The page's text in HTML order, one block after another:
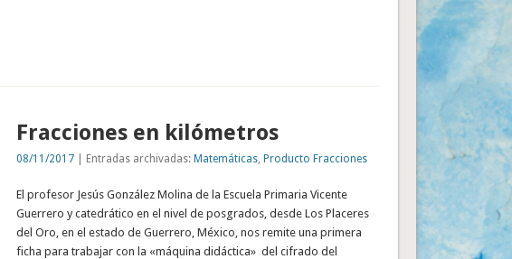
Fracciones en kilómetros
08/11/2017| Entradas archivadas: Matemáticas, Producto Fracciones
El profesor Jesús González Molina de la Escuela Primaria Vicente
Guerrero y catedrático en el nivel de posgrados, desde Los Placeres
del Oro, en el estado de Guerrero, México, nos remite una primera
ficha para trabajar con la «máquina didáctica» del cifrado del